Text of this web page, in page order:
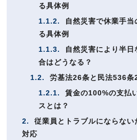
る具体例
1.1.2.
自然災害で休業手
る具体例
1.1.3.
自然災害により半
合はどうなる？
1.2.
労基法26条と民法536条
1.2.1.
賃金の100%の支払
スとは？
2.
従業員とトラブルにならない
対応